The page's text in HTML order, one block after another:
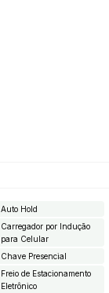
Auto Hold
Carregador por Indução
para Celular
Chave Presencial
Freio de Estacionamento
Eletrônico